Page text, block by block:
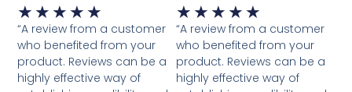
★ ★ ★ ★ ★ Waardering
5
van
5
“A review from a customer
who benefited from your
product. Reviews can be a
highly effective way of
★ ★ ★ ★ ★
5
van
5
“A review from a customer
who benefited from your
product. Reviews can be a
highly effective way of